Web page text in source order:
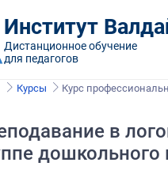
Институт
Дистанционное обучение
для педагогов
Курсы Курс
в
дошкольного